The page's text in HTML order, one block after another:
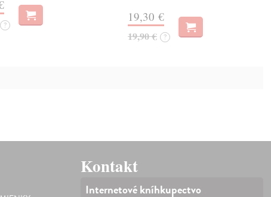
?
19,30 €
19,90 € ?
Kontakt
Internetové kníhkupectvo